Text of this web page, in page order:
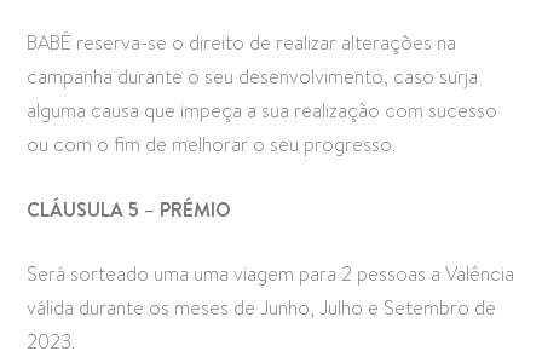
BABÉ reserva-se o direito de realizar alterações na
campanha durante o seu desenvolvimento, caso surja
alguma causa que impeça a sua realização com sucesso
ou com o fim de melhorar o seu progresso.
CLÁUSULA 5 – PRÉMIO
Será sorteado uma uma viagem para 2 pessoas a Valência
válida durante os meses de Junho, Julho e Setembro de
2023.